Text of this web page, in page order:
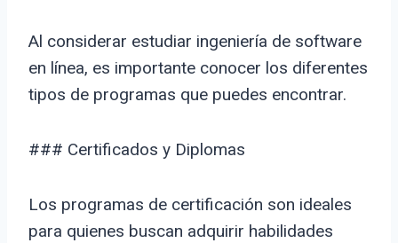
Al considerar estudiar ingeniería de software
en línea, es importante conocer los diferentes
tipos de programas que puedes encontrar.
### Certificados y Diplomas
Los programas de certificación son ideales
para quienes buscan adquirir habilidades